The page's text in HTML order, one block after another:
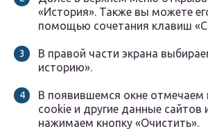
«История». Также вы можете
помощью сочетания клавиш
В правой части экрана
историю».
В появившемся окне отмечаем
cookie и другие данные сайтов
нажимаем кнопку «Очистить».